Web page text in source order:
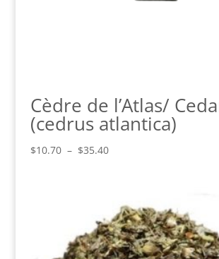
Cèdre de l’Atlas/
(cedrus atlantica)
$10.70 – $35.40Plage
à
$35.40